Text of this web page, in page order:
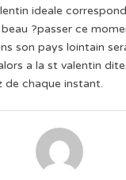
ideale
?passer ce
son pays lointain
a la st valentin
chaque instant.